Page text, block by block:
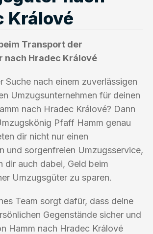
Králové
Transport der
nach Hradec Králové
Suche nach einem zuverlässigen
Umzugsunternehmen für deinen
nach Hradec Králové? Dann
Pfaff Hamm genau
dir nicht nur einen
und sorgenfreien Umzugsservice,
dir auch dabei, Geld beim
Umzugsgüter zu sparen.
Team sorgt dafür, dass deine
Gegenstände sicher und
Hamm nach Hradec Králové